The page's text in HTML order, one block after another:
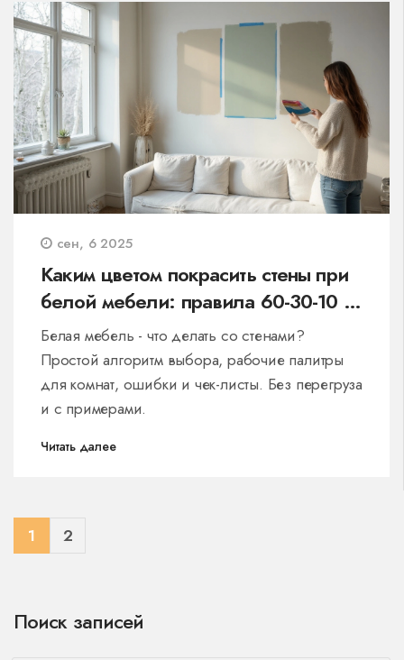
сен, 6 2025
Каким цветом покрасить стены при
белой мебели: правила 60-30-10 и
готовые палитры
Белая мебель - что делать со стенами?
Простой алгоритм выбора, рабочие палитры
для комнат, ошибки и чек-листы. Без перегруза
и с примерами.
Читать далее
1 2
Поиск записей